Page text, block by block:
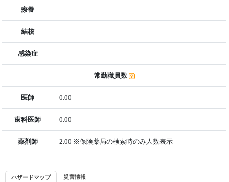
療養
結核
感染症
常勤職員数
医師 0.00
歯科医師 0.00
薬剤師 2.00 ※保険薬局の検索時のみ人数表示
ハザードマップ 災害情報